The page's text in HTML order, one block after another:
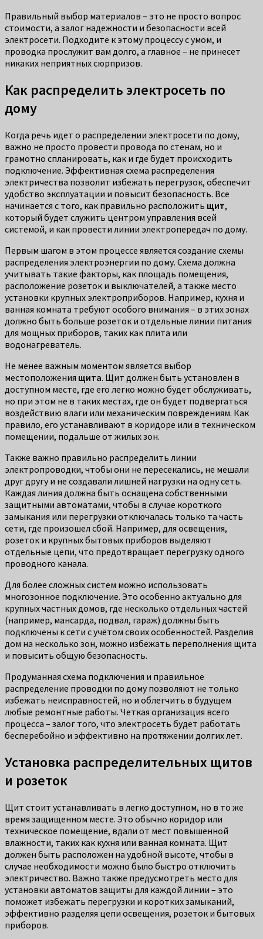
Правильный выбор материалов – это не просто вопрос
стоимости, а залог надежности и безопасности всей
электросети. Подходите к этому процессу с умом, и
проводка прослужит вам долго, а главное – не принесет
никаких неприятных сюрпризов.
Как распределить электросеть по
дому
Когда речь идет о распределении электросети по дому,
важно не просто провести провода по стенам, но и
грамотно спланировать, как и где будет происходить
подключение. Эффективная схема распределения
электричества позволит избежать перегрузок, обеспечит
удобство эксплуатации и повысит безопасность. Все
начинается с того, как правильно расположить щит,
который будет служить центром управления всей
системой, и как провести линии электропередач по дому.
Первым шагом в этом процессе является создание схемы
распределения электроэнергии по дому. Схема должна
учитывать такие факторы, как площадь помещения,
расположение розеток и выключателей, а также место
установки крупных электроприборов. Например, кухня и
ванная комната требуют особого внимания – в этих зонах
должно быть больше розеток и отдельные линии питания
для мощных приборов, таких как плита или
водонагреватель.
Не менее важным моментом является выбор
местоположения щита. Щит должен быть установлен в
доступном месте, где его легко можно будет обслуживать,
но при этом не в таких местах, где он будет подвергаться
воздействию влаги или механическим повреждениям. Как
правило, его устанавливают в коридоре или в техническом
помещении, подальше от жилых зон.
Также важно правильно распределить линии
электропроводки, чтобы они не пересекались, не мешали
друг другу и не создавали лишней нагрузки на одну сеть.
Каждая линия должна быть оснащена собственными
защитными автоматами, чтобы в случае короткого
замыкания или перегрузки отключалась только та часть
сети, где произошел сбой. Например, для освещения,
розеток и крупных бытовых приборов выделяют
отдельные цепи, что предотвращает перегрузку одного
проводного канала.
Для более сложных систем можно использовать
многозонное подключение. Это особенно актуально для
крупных частных домов, где несколько отдельных частей
(например, мансарда, подвал, гараж) должны быть
подключены к сети с учётом своих особенностей. Разделив
дом на несколько зон, можно избежать переполнения щита
и повысить общую безопасность.
Продуманная схема подключения и правильное
распределение проводки по дому позволяют не только
избежать неисправностей, но и облегчить в будущем
любые ремонтные работы. Четкая организация всего
процесса – залог того, что электросеть будет работать
бесперебойно и эффективно на протяжении долгих лет.
Установка распределительных щитов
и розеток
Щит стоит устанавливать в легко доступном, но в то же
время защищенном месте. Это обычно коридор или
техническое помещение, вдали от мест повышенной
влажности, таких как кухня или ванная комната. Щит
должен быть расположен на удобной высоте, чтобы в
случае необходимости можно было быстро отключить
электричество. Важно также предусмотреть место для
установки автоматов защиты для каждой линии – это
поможет избежать перегрузки и коротких замыканий,
эффективно разделяя цепи освещения, розеток и бытовых
приборов.